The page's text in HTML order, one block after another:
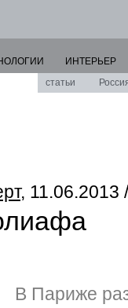
ИНТЕРЬЕР
статьи
, 11.06.2013
В Париже